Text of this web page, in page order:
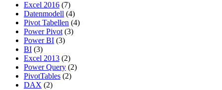
Excel 2016 (7)
Datenmodell (4)
Pivot Tabellen (4)
Power Pivot (3)
Power BI (3)
BI (3)
Excel 2013 (2)
Power Query (2)
PivotTables (2)
DAX (2)